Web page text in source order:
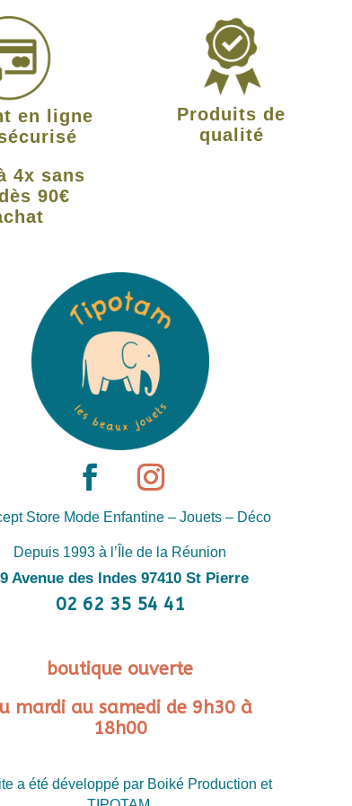
en ligne
4x sans
90€
Produits de
qualité
Store Mode Enfantine – Jouets – Déco
Depuis 1993 à l’Île de la Réunion
Avenue des Indes 97410 St Pierre
02 62 35 54 41
boutique ouverte
mardi au samedi de 9h30 à
18h00
a été développé par Boiké Production et